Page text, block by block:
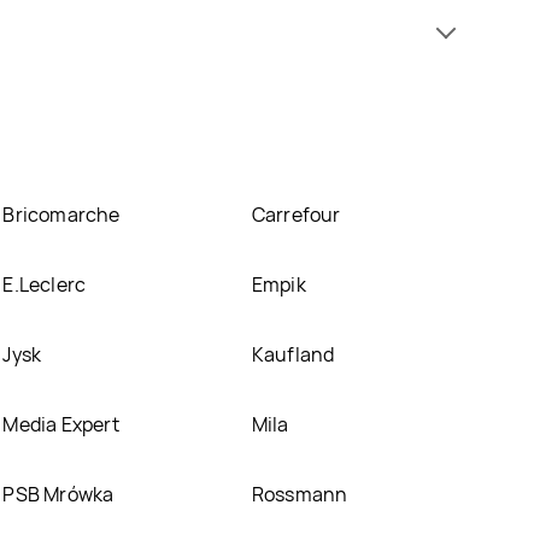
Bricomarche Carrefour
E.Leclerc Empik
Jysk Kaufland
Media Expert Mila
PSB Mrówka Rossmann